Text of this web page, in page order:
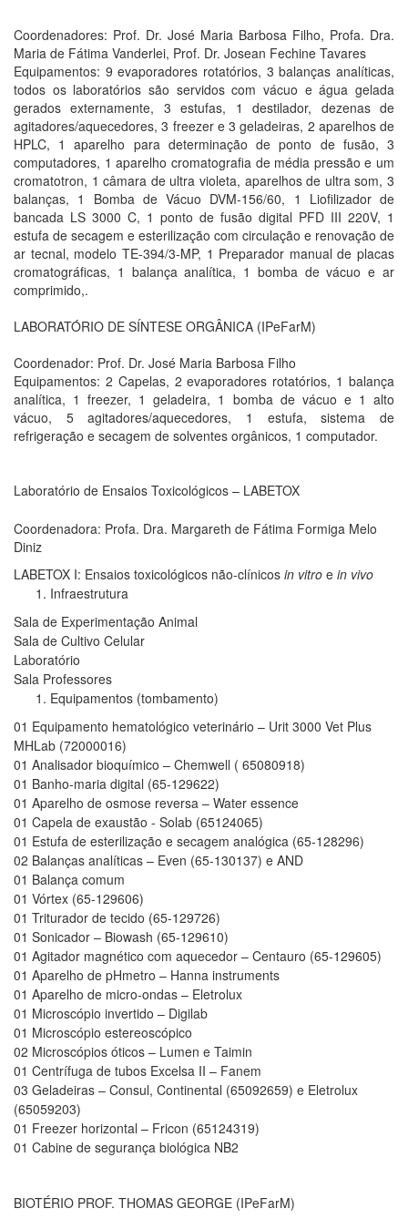
Coordenadores: Prof. Dr. José Maria Barbosa Filho, Profa. Dra.
Maria de Fátima Vanderlei, Prof. Dr. Josean Fechine Tavares
Equipamentos: 9 evaporadores rotatórios, 3 balanças analíticas,
todos os laboratórios são servidos com vácuo e água gelada
gerados externamente, 3 estufas, 1 destilador, dezenas de
agitadores/aquecedores, 3 freezer e 3 geladeiras, 2 aparelhos de
HPLC, 1 aparelho para determinação de ponto de fusão, 3
computadores, 1 aparelho cromatografia de média pressão e um
cromatotron, 1 câmara de ultra violeta, aparelhos de ultra som, 3
balanças, 1 Bomba de Vácuo DVM-156/60, 1 Liofilizador de
bancada LS 3000 C, 1 ponto de fusão digital PFD III 220V, 1
estufa de secagem e esterilização com circulação e renovação de
ar tecnal, modelo TE-394/3-MP, 1 Preparador manual de placas
cromatográficas, 1 balança analítica, 1 bomba de vácuo e ar
comprimido,.
LABORATÓRIO DE SÍNTESE ORGÂNICA (IPeFarM)
Coordenador: Prof. Dr. José Maria Barbosa Filho
Equipamentos: 2 Capelas, 2 evaporadores rotatórios, 1 balança
analítica, 1 freezer, 1 geladeira, 1 bomba de vácuo e 1 alto
vácuo, 5 agitadores/aquecedores, 1 estufa, sistema de
refrigeração e secagem de solventes orgânicos, 1 computador.
Laboratório de Ensaios Toxicológicos – LABETOX
Coordenadora: Profa. Dra. Margareth de Fátima Formiga Melo
Diniz
LABETOX I: Ensaios toxicológicos não-clínicos in vitro e in vivo
Infraestrutura
Sala de Experimentação Animal
Sala de Cultivo Celular
Laboratório
Sala Professores
Equipamentos (tombamento)
01 Equipamento hematológico veterinário – Urit 3000 Vet Plus
MHLab (72000016)
01 Analisador bioquímico – Chemwell ( 65080918)
01 Banho-maria digital (65-129622)
01 Aparelho de osmose reversa – Water essence
01 Capela de exaustão - Solab (65124065)
01 Estufa de esterilização e secagem analógica (65-128296)
02 Balanças analíticas – Even (65-130137) e AND
01 Balança comum
01 Vórtex (65-129606)
01 Triturador de tecido (65-129726)
01 Sonicador – Biowash (65-129610)
01 Agitador magnético com aquecedor – Centauro (65-129605)
01 Aparelho de pHmetro – Hanna instruments
01 Aparelho de micro-ondas – Eletrolux
01 Microscópio invertido – Digilab
01 Microscópio estereoscópico
02 Microscópios óticos – Lumen e Taimin
01 Centrífuga de tubos Excelsa II – Fanem
03 Geladeiras – Consul, Continental (65092659) e Eletrolux
(65059203)
01 Freezer horizontal – Fricon (65124319)
01 Cabine de segurança biológica NB2
BIOTÉRIO PROF. THOMAS GEORGE (IPeFarM)